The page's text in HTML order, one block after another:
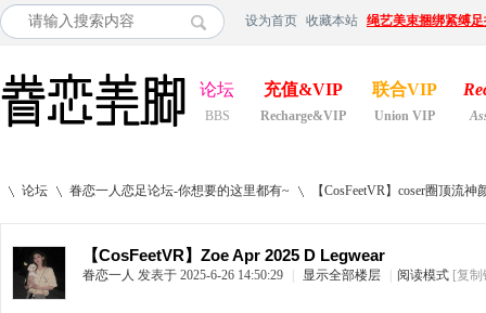
设为首页 收藏本站 绳艺美束捆绑紧缚
论坛
BBS
充值&VIP
Recharge&VIP
联合VIP
Union VIP
论坛
›
眷恋一人恋足论坛-你想要的这里都有~
›
【CosFeetVR】coser圈顶流
【CosFeetVR】Zoe Apr 2025 D Legwear
眷恋一人 发表于 2025-6-26 14:50:29 显示全部楼层 阅读模式 [复